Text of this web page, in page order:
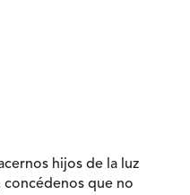
hijos de la luz
que no